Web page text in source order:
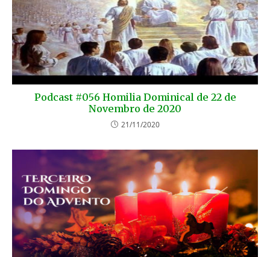
Podcast #056 Homilia Dominical de 22 de
Novembro de 2020
21/11/2020